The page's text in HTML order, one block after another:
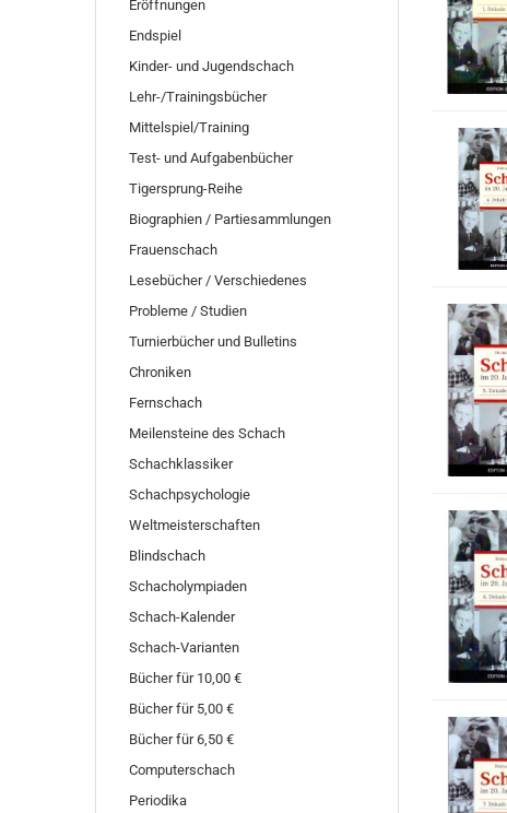
Eröffnungen
Endspiel
Kinder- und Jugendschach
Lehr-/Trainingsbücher
Mittelspiel/Training
Test- und Aufgabenbücher
Tigersprung-Reihe
Biographien / Partiesammlungen
Frauenschach
Lesebücher / Verschiedenes
Probleme / Studien
Turnierbücher und Bulletins
Chroniken
Fernschach
Meilensteine des Schach
Schachklassiker
Schachpsychologie
Weltmeisterschaften
Blindschach
Schacholympiaden
Schach-Kalender
Schach-Varianten
Bücher für 10,00 €
Bücher für 5,00 €
Bücher für 6,50 €
Computerschach
Periodika